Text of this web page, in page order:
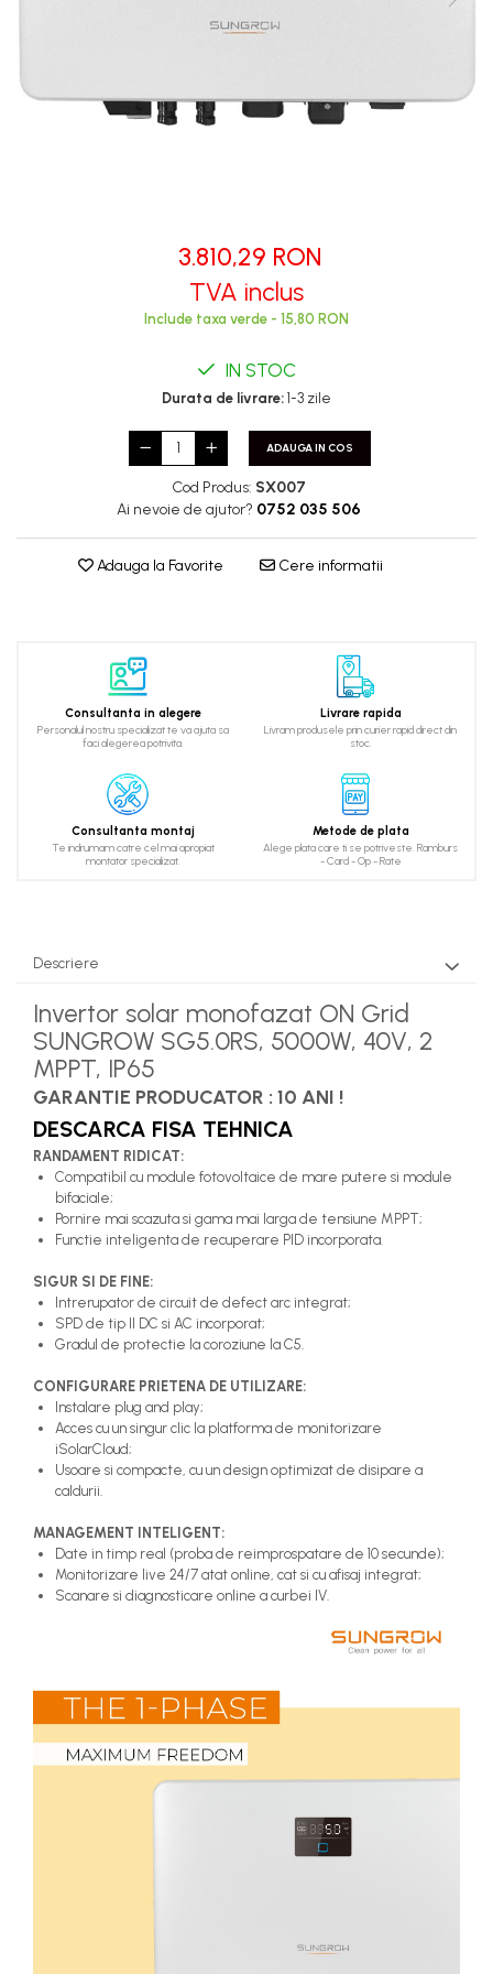
3.810,29 RON
TVA inclus
Include taxa verde - 15,80 RON
IN STOC
Durata de livrare: 1-3 zile
ADAUGA IN COS
Cod Produs: SX007
Ai nevoie de ajutor? 0752 035 506
Adauga la Favorite Cere informatii
Consultanta in alegere
Personalul nostru specializat te va ajuta sa
faci alegerea potrivita.
Livrare rapida
Livram produsele prin curier rapid direct din
stoc.
Consultanta montaj
Te indrumam catre cel mai apropiat
montator specializat.
Metode de plata
Alege plata care ti se potriveste. Ramburs
- Card - Op - Rate
Descriere
Invertor solar monofazat ON Grid
SUNGROW SG5.0RS, 5000W, 40V, 2
MPPT, IP65
GARANTIE PRODUCATOR : 10 ANI !
DESCARCA FISA TEHNICA
RANDAMENT RIDICAT:
Compatibil cu module fotovoltaice de mare putere si module
bifaciale;
Pornire mai scazuta si gama mai larga de tensiune MPPT;
Functie inteligenta de recuperare PID incorporata.
SIGUR SI DE FINE:
Intrerupator de circuit de defect arc integrat;
SPD de tip II DC si AC incorporat;
Gradul de protectie la coroziune la C5.
CONFIGURARE PRIETENA DE UTILIZARE:
Instalare plug and play;
Acces cu un singur clic la platforma de monitorizare
iSolarCloud;
Usoare si compacte, cu un design optimizat de disipare a
caldurii.
MANAGEMENT INTELIGENT:
Date in timp real (proba de reimprospatare de 10 secunde);
Monitorizare live 24/7 atat online, cat si cu afisaj integrat;
Scanare si diagnosticare online a curbei IV.